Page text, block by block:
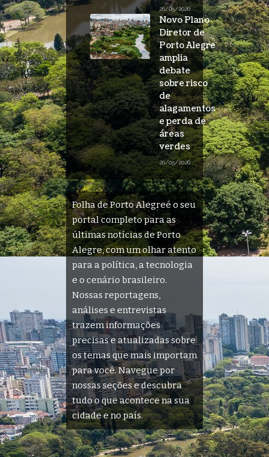
26/05/2026
Novo Plano
Diretor de
Porto Alegre
amplia
debate
sobre risco
de
alagamentos
e perda de
áreas
verdes
20/05/2026
Folha de Porto Alegreé o seu
portal completo para as
últimas notícias de Porto
Alegre, com um olhar atento
para a política, a tecnologia
e o cenário brasileiro.
Nossas reportagens,
análises e entrevistas
trazem informações
precisas e atualizadas sobre
os temas que mais importam
para você. Navegue por
nossas seções e descubra
tudo o que acontece na sua
cidade e no país.